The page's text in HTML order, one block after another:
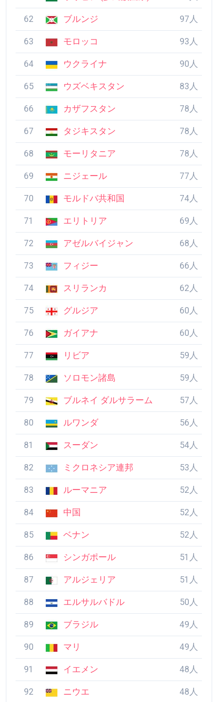
61
ボリビア (多民族国
家)
108人
62 ブルンジ 97人
63 モロッコ 93人
64 ウクライナ 90人
65 ウズベキスタン 83人
66 カザフスタン 78人
67 タジキスタン 78人
68 モーリタニア 78人
69 ニジェール 77人
70 モルドバ共和国 74人
71 エリトリア 69人
72 アゼルバイジャン 68人
73 フィジー 66人
74 スリランカ 62人
75 グルジア 60人
76 ガイアナ 60人
77 リビア 59人
78 ソロモン諸島 59人
79
ブルネイ ダルサラー
ム
57人
80 ルワンダ 56人
81 スーダン 54人
82 ミクロネシア連邦 53人
83 ルーマニア 52人
84 中国 52人
85 ベナン 52人
86 シンガポール 51人
87 アルジェリア 51人
88 エルサルバドル 50人
89 ブラジル 49人
90 マリ 49人